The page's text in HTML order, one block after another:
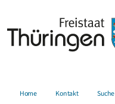
Home Kontakt Suche